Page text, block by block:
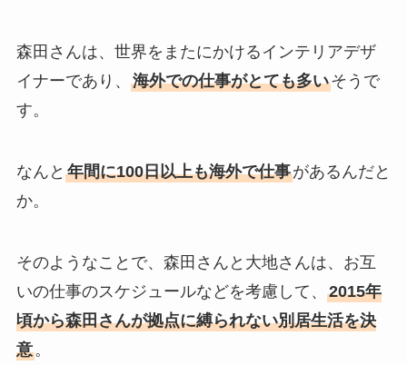
森田さんは、世界をまたにかけるインテリアデザ
イナーであり、 海外での仕事がとても多いそうで
す。
なんと 年間に100日以上も海外で仕事があるんだと
か。
そのようなことで、森田さんと大地さんは、お互
いの仕事のスケジュールなどを考慮して、 2015年
頃から森田さんが拠点に縛られない別居生活を決
意。